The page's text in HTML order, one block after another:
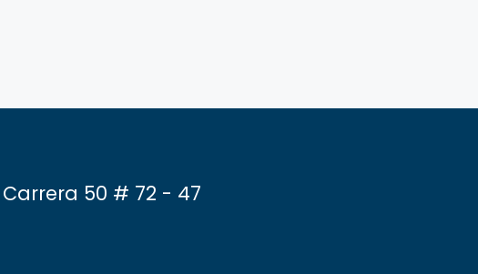
Carrera 50 # 72 - 47